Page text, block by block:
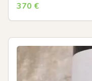
370 €